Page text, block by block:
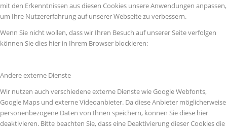
mit den Erkenntnissen aus diesen Cookies unsere Anwendungen anpassen,
um Ihre Nutzererfahrung auf unserer Webseite zu verbessern.
Wenn Sie nicht wollen, dass wir Ihren Besuch auf unserer Seite verfolgen
können Sie dies hier in Ihrem Browser blockieren:
Andere externe Dienste
Wir nutzen auch verschiedene externe Dienste wie Google Webfonts,
Google Maps und externe Videoanbieter. Da diese Anbieter möglicherweise
personenbezogene Daten von Ihnen speichern, können Sie diese hier
deaktivieren. Bitte beachten Sie, dass eine Deaktivierung dieser Cookies die